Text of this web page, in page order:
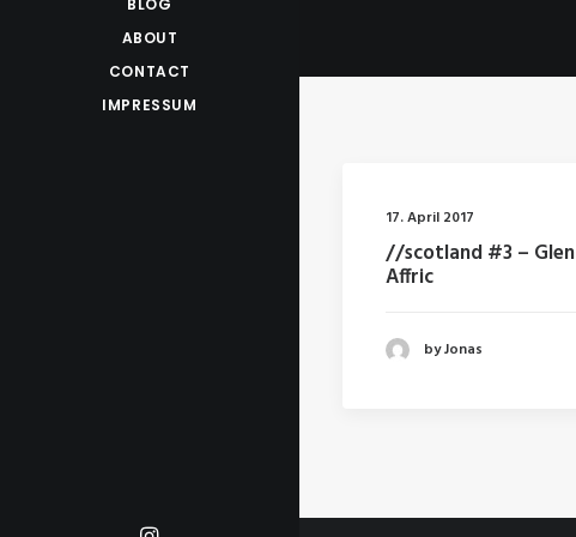
BLOG
ABOUT
CONTACT
IMPRESSUM
17. April 2017
//scotland #3 – Glen
Affric
by Jonas